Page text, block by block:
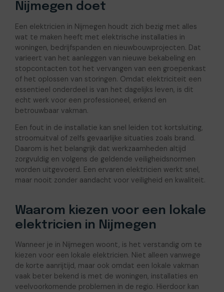
Nijmegen doet
Een elektricien in Nijmegen houdt zich bezig met alles
wat te maken heeft met elektrische installaties in
woningen, bedrijfspanden en nieuwbouwprojecten. Dat
varieert van het aanleggen van nieuwe bekabeling en
stopcontacten tot het vervangen van een groepenkast
of het oplossen van storingen. Omdat elektriciteit een
essentieel onderdeel is van het dagelijks leven, is dit
echt werk voor een professioneel, erkend en
betrouwbaar vakman.
Een fout in de installatie kan snel leiden tot kortsluiting,
stroomuitval of zelfs gevaarlijke situaties zoals brand.
Daarom is het belangrijk dat werkzaamheden altijd
zorgvuldig en volgens de geldende veiligheidsnormen
worden uitgevoerd. Een ervaren elektricien werkt snel,
maar nooit zonder aandacht voor veiligheid en kwaliteit.
Waarom kiezen voor een lokale
elektricien in Nijmegen
Wanneer je in Nijmegen woont, is het verstandig om te
kiezen voor een lokale elektricien. Niet alleen vanwege
de korte aanrijtijd, maar ook omdat een lokale vakman
vaak beter bekend is met de woningen, installaties en
veelvoorkomende problemen in de regio. Hierdoor kan